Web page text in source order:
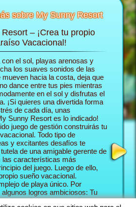
sobre My Sunny Resort
– ¡Crea tu propio
Vacacional!
el sol, playas arenosas y
los suaves sonidos de las
hacia la costa, deja que
dance entre tus pies mientras
en el sol y disfrutas el
¡Si quieres una divertida forma
de cada día, unas
Sunny Resort es lo indicado!
juego de gestión construirás tu
Todo tipo de
y excitantes desafíos te
de una amigable gerente de
las características más
del juego. Luego de ello,
sueño vacacional.
de playa único. Por
logros ambiciosos: Tu
en hacerte cargo de tus
En el
tus
Sunny
juego
playa y
sucede